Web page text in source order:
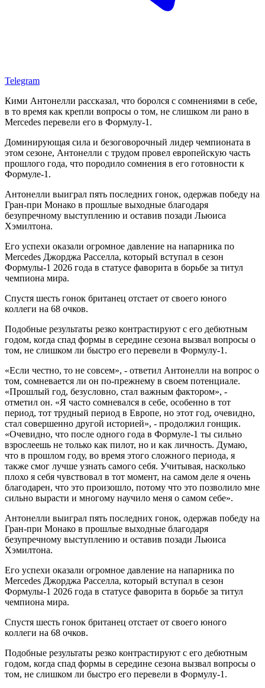
Telegram
Кими Антонелли рассказал, что боролся с сомнениями в себе,
в то время как крепли вопросы о том, не слишком ли рано в
Mercedes перевели его в Формулу-1.
Доминирующая сила и безоговорочный лидер чемпионата в
этом сезоне, Антонелли с трудом провел европейскую часть
прошлого года, что породило сомнения в его готовности к
Формуле-1.
Антонелли выиграл пять последних гонок, одержав победу на
Гран-при Монако в прошлые выходные благодаря
безупречному выступлению и оставив позади Льюиса
Хэмилтона.
Его успехи оказали огромное давление на напарника по
Mercedes Джорджа Расселла, который вступал в сезон
Формулы-1 2026 года в статусе фаворита в борьбе за титул
чемпиона мира.
Спустя шесть гонок британец отстает от своего юного
коллеги на 68 очков.
Подобные результаты резко контрастируют с его дебютным
годом, когда спад формы в середине сезона вызвал вопросы о
том, не слишком ли быстро его перевели в Формулу-1.
«Если честно, то не совсем», - ответил Антонелли на вопрос о
том, сомневается ли он по-прежнему в своем потенциале.
«Прошлый год, безусловно, стал важным фактором», -
отметил он. «Я часто сомневался в себе, особенно в тот
период, тот трудный период в Европе, но этот год, очевидно,
стал совершенно другой историей», - продолжил гонщик.
«Очевидно, что после одного года в Формуле-1 ты сильно
взрослеешь не только как пилот, но и как личность. Думаю,
что в прошлом году, во время этого сложного периода, я
также смог лучше узнать самого себя. Учитывая, насколько
плохо я себя чувствовал в тот момент, на самом деле я очень
благодарен, что это произошло, потому что это позволило мне
сильно вырасти и многому научило меня о самом себе».
Антонелли выиграл пять последних гонок, одержав победу на
Гран-при Монако в прошлые выходные благодаря
безупречному выступлению и оставив позади Льюиса
Хэмилтона.
Его успехи оказали огромное давление на напарника по
Mercedes Джорджа Расселла, который вступал в сезон
Формулы-1 2026 года в статусе фаворита в борьбе за титул
чемпиона мира.
Спустя шесть гонок британец отстает от своего юного
коллеги на 68 очков.
Подобные результаты резко контрастируют с его дебютным
годом, когда спад формы в середине сезона вызвал вопросы о
том, не слишком ли быстро его перевели в Формулу-1.